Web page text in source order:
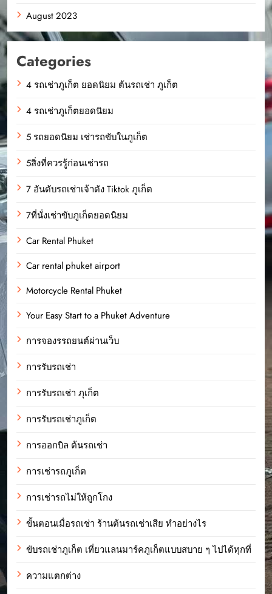
August 2023
Categories
4 รถเช่าภูเก็ต ยอดนิยม ต้นรถเช่า ภูเก็ต
4 รถเช่าภูเก็ตยอดนิยม
5 รถยอดนิยม เช่ารถขับในภูเก็ต
5สิ่งที่ควรรู้ก่อนเช่ารถ
7 อันดับรถเช่าเจ้าดัง Tiktok ภูเก็ต
7ที่นั่งเช่าขับภูเก็ตยอดนิยม
Car Rental Phuket
Car rental phuket airport
Motorcycle Rental Phuket
Your Easy Start to a Phuket Adventure
การจองรรถยนต์ผ่านเว็บ
การรับรถเช่า
การรับรถเช่า ภุเก็ต
การรับรถเช่าภูเก็ต
การออกบิล ต้นรถเช่า
การเช่ารถภูเก็ต
การเช่ารถไม่ให้ถูกโกง
ขั้นตอนเมื่อรถเช่า ร้านต้นรถเช่าเสีย ทำอย่างไร
ขับรถเช่าภูเก็ต เที่ยวแลนมาร์คภูเก็ตแบบสบาย ๆ ไปได้ทุกที่
ความแตกต่าง